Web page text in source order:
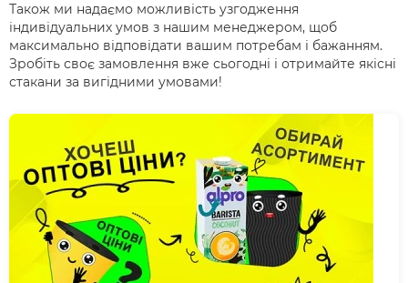
Також ми надаємо можливість узгодження
індивідуальних умов з нашим менеджером, щоб
максимально відповідати вашим потребам і бажанням.
Зробіть своє замовлення вже сьогодні і отримайте якісні
стакани за вигідними умовами!